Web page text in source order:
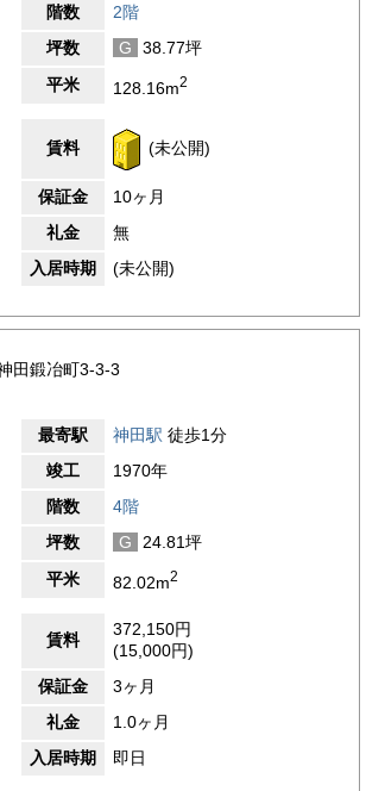
階数
2階
坪数
G
38.77坪
平米
128.16m2
賃料 (未公開)
保証金
10ヶ月
礼金
無
入居時期
(未公開)
田鍛冶町3-3-3
最寄駅 神田駅 徒歩1分
竣工
1970年
階数
4階
坪数
G
24.81坪
平米
82.02m2
賃料
372,150円
(15,000円)
保証金
3ヶ月
礼金
1.0ヶ月
入居時期
即日